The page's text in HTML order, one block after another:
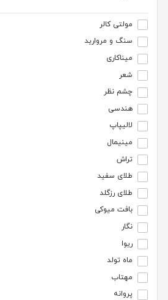
مولتی کالر
سنگ و مروارید
میناکاری
شعر
چشم نظر
هندسی
لالیپاپ
مینیمال
تراش
طلای سفید
طلای رزگلد
بافت میوکی
نگار
ریوا
ماه تولد
مهتاب
پروانه